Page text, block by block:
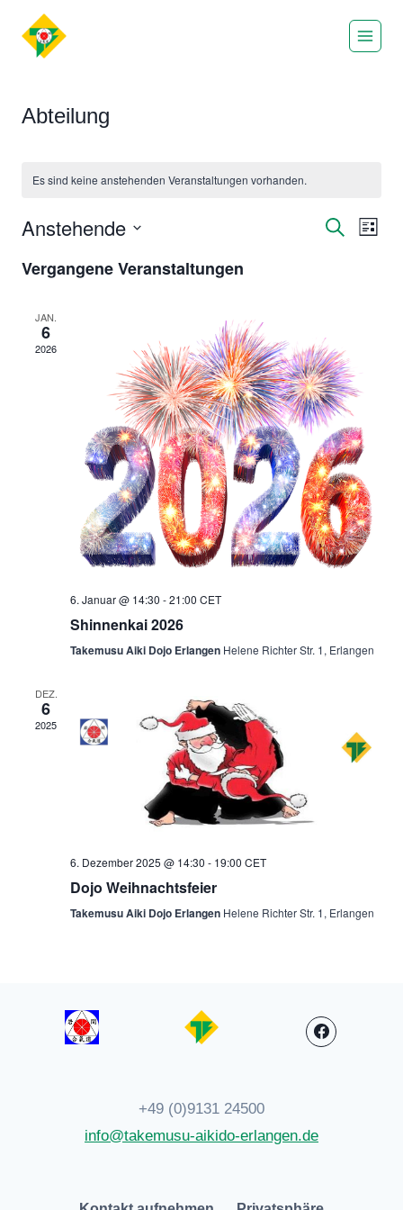
Inhalt
Abteilung
Es sind keine anstehenden Veranstaltungen vorhanden.
Suche
Liste
Anstehende
wählen.
Vergangene Veranstaltungen
JAN.
6
2026
6. Januar @ 14:30 -21:00 CET
Shinnenkai 2026
Takemusu Aiki Dojo Erlangen Helene Richter Str. 1, Erlangen
DEZ.
6
2025
6. Dezember 2025 @ 14:30 - 19:00 CET
Dojo Weihnachtsfeier
Takemusu Aiki Dojo Erlangen Helene Richter Str. 1, Erlangen
+49 (0)9131 24500
info@takemusu-aikido-erlangen.de